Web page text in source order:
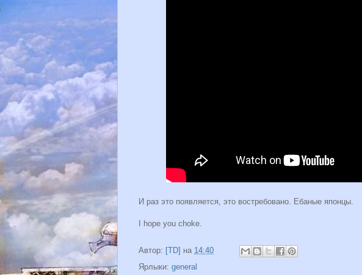
И раз это появляется, это востребовано. Ебаные японцы.
I hope you choke.
Автор: [TD] на 14:40
Ярлыки: general